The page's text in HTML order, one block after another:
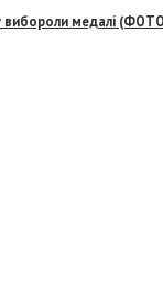
вибороли медалі